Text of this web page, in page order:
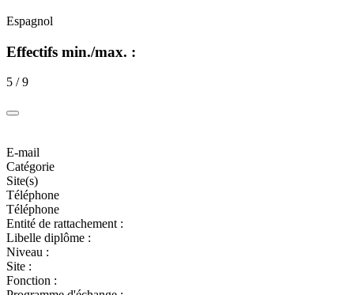
Espagnol
Effectifs min./max. :
5 / 9
E-mail
Catégorie
Site(s)
Téléphone
Téléphone
Entité de rattachement :
Libelle diplôme :
Niveau :
Site :
Fonction :